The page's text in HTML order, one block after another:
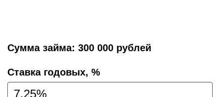
Сумма займа: 300 000 рублей
Cтавка годовых, %